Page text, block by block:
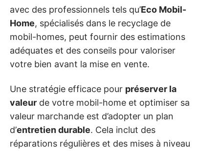
avec des professionnels tels qu’Eco Mobil-
Home, spécialisés dans le recyclage de
mobil-homes, peut fournir des estimations
adéquates et des conseils pour valoriser
votre bien avant la mise en vente.
Une stratégie efficace pour préserver la
valeur de votre mobil-home et optimiser sa
valeur marchande est d’adopter un plan
d’entretien durable. Cela inclut des
réparations régulières et des mises à niveau